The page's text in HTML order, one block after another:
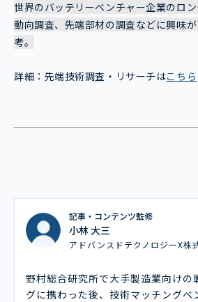
世界のバッテリーベンチャー企業のロ
動向調査、先端部材の調査などに興味
考。
詳細：先端技術調査・リサーチはこちら
記事・コンテンツ監修
小林 大三
アドバンスドテクノロジーX
野村総合研究所で大手製造業向けの
グに携わった後、技術マッチング